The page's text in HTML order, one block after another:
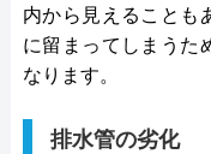
内から見えることも
に留まってしまうた
なります。
排水管の劣化